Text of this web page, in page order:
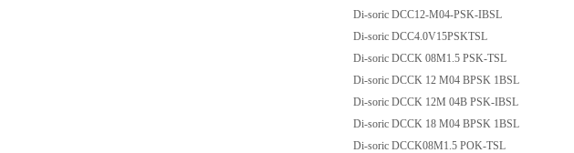
Di-soric DCC12-M04-PSK-IBSL
Di-soric DCC4.0V15PSKTSL
Di-soric DCCK 08M1.5 PSK-TSL
Di-soric DCCK 12 M04 BPSK 1BSL
Di-soric DCCK 12M 04B PSK-IBSL
Di-soric DCCK 18 M04 BPSK 1BSL
Di-soric DCCK08M1.5 POK-TSL